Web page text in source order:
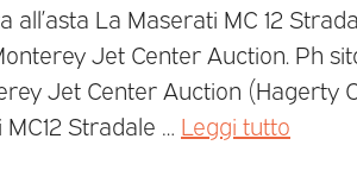
all’asta La Maserati MC 12
Jet Center Auction. Ph
Jet Center Auction (Hagerty
Stradale … Leggi tutto